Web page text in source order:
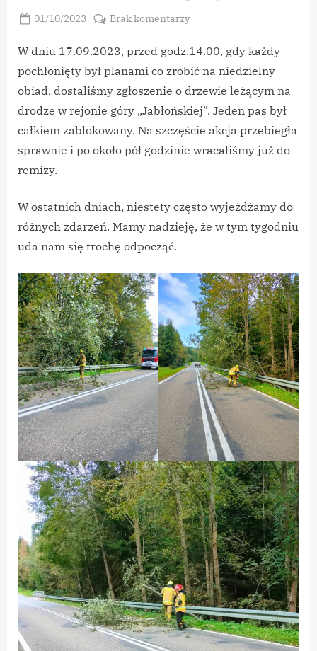
Posted
01/10/2023
Brak komentarzydo
Na
Pasie
W dniu 17.09.2023, przed godz.14.00, gdy każdy
pochłonięty był planami co zrobić na niedzielny
obiad, dostaliśmy zgłoszenie o drzewie leżącym na
drodze w rejonie góry „Jabłońskiej”. Jeden pas był
całkiem zablokowany. Na szczęście akcja przebiegła
sprawnie i po około pół godzinie wracaliśmy już do
remizy.
W ostatnich dniach, niestety często wyjeżdżamy do
różnych zdarzeń. Mamy nadzieję, że w tym tygodniu
uda nam się trochę odpocząć.